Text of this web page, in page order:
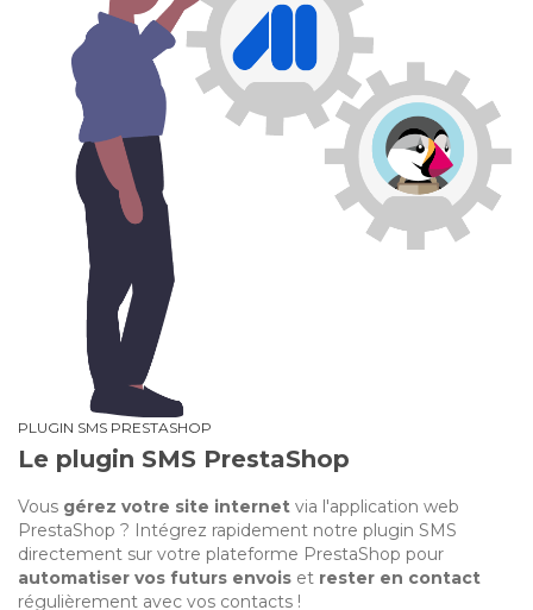
PLUGIN SMS PRESTASHOP
Le plugin SMS PrestaShop
Vous gérez votre site internet via l'application web
PrestaShop ? Intégrez rapidement notre plugin SMS
directement sur votre plateforme PrestaShop pour
automatiser vos futurs envois et rester en contact
régulièrement avec vos contacts !